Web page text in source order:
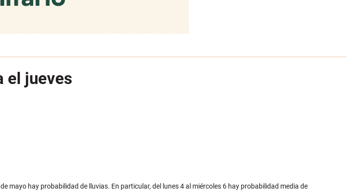
el jueves
mayo hay probabilidad de lluvias. En particular, del lunes 4 al miércoles 6 hay probabilidad media de